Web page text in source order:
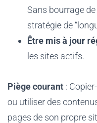
Sans bourrage
stratégie de
Être mis à jour
les sites actifs.
Piège courant :
ou utiliser des
pages de son propre